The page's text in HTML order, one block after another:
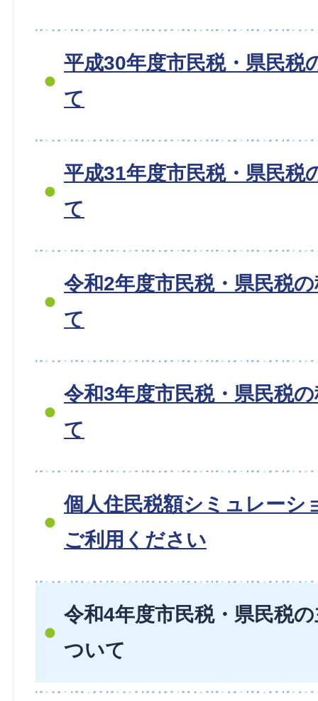
平成30年度市民税・県民税
て
平成31年度市民税・県民税
て
令和2年度市民税・県民税
て
令和3年度市民税・県民税
て
個人住民税額シミュレーシ
ご利用ください
令和4年度市民税・県民税
ついて